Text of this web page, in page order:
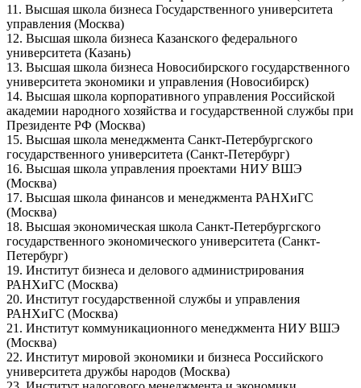
11. Высшая школа бизнеса Государственного университета
управления (Москва)
12. Высшая школа бизнеса Казанского федерального
университета (Казань)
13. Высшая школа бизнеса Новосибирского государственного
университета экономики и управления (Новосибирск)
14. Высшая школа корпоративного управления Российской
академии народного хозяйства и государственной службы при
Президенте РФ (Москва)
15. Высшая школа менеджмента Санкт-Петербургского
государственного университета (Санкт-Петербург)
16. Высшая школа управления проектами НИУ ВШЭ
(Москва)
17. Высшая школа финансов и менеджмента РАНХиГС
(Москва)
18. Высшая экономическая школа Санкт-Петербургского
государственного экономического университета (Санкт-
Петербург)
19. Институт бизнеса и делового администрирования
РАНХиГС (Москва)
20. Институт государственной службы и управления
РАНХиГС (Москва)
21. Институт коммуникационного менеджмента НИУ ВШЭ
(Москва)
22. Институт мировой экономики и бизнеса Российского
университета дружбы народов (Москва)